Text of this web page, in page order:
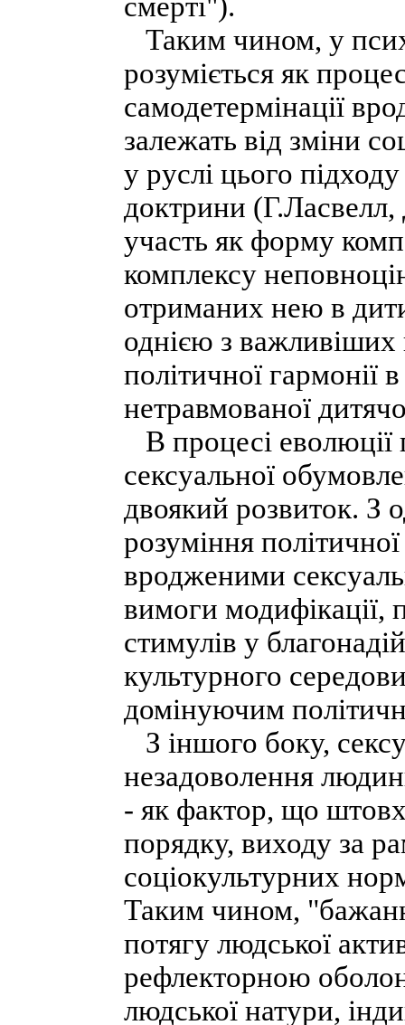
Таким чином, у
розуміється як
самодетермінації
залежать від зміни
у руслі цього
доктрини
участь як форму
комплексу
отриманих нею в
однією з важливіших
політичної гармонії
нетравмованої
В процесі еволюції
сексуальної
двоякий розвиток. З
розуміння
вродженими
вимоги модифікації,
стимулів у
культурного
домінуючим
З іншого боку,
незадоволення
- як фактор, що
порядку, виходу за
соціокультурних
Таким чином,
потягу людської
рефлекторною
людської натури,